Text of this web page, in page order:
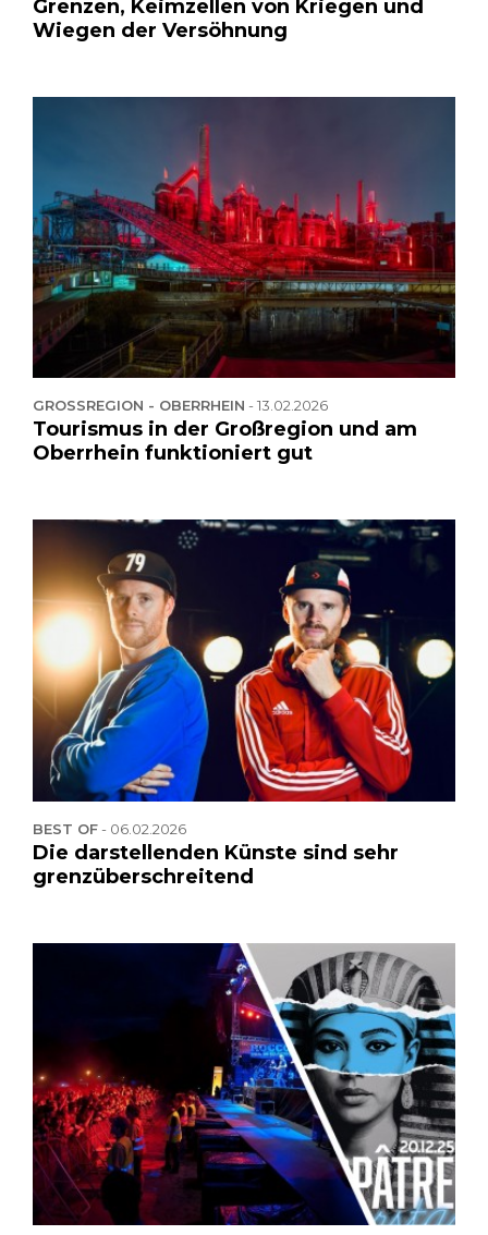
Grenzen, Keimzellen von Kriegen und
Wiegen der Versöhnung
GROSSREGION - OBERRHEIN -13.02.2026
Tourismus in der Großregion und am
Oberrhein funktioniert gut
BEST OF- 06.02.2026
Die darstellenden Künste sind sehr
grenzüberschreitend